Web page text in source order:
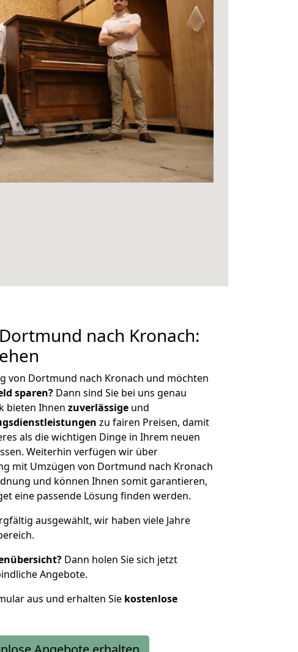
nach Kronach:
von Dortmund nach Kronach und möchten
sparen? Dann sind Sie bei uns genau
bieten Ihnen zuverlässige und
zu fairen Preisen, damit
als die wichtigen Dinge in Ihrem neuen
Weiterhin verfügen wir über
mit Umzügen von Dortmund nach Kronach
und können Ihnen somit garantieren,
eine passende Lösung finden werden.
ausgewählt, wir haben viele Jahre
Dann holen Sie sich jetzt
Angebote.
aus und erhalten Sie kostenlose